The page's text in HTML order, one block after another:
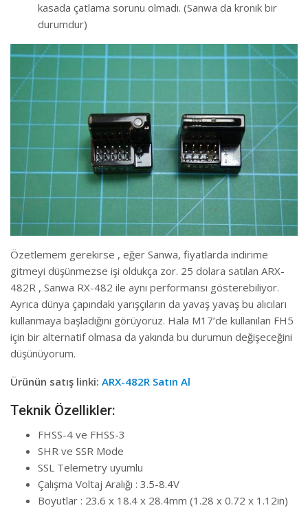
kasada çatlama sorunu olmadı. (Sanwa da kronik bir
durumdur)
Özetlemem gerekirse , eğer Sanwa, fiyatlarda indirime
gitmeyi düşünmezse işi oldukça zor. 25 dolara satılan ARX-
482R , Sanwa RX-482 ile aynı performansı gösterebiliyor.
Ayrıca dünya çapındaki yarışçıların da yavaş yavaş bu alıcıları
kullanmaya başladığını görüyoruz. Hala M17’de kullanılan FH5
için bir alternatif olmasa da yakında bu durumun değişeceğini
düşünüyorum.
Ürünün satış linki: ARX-482R Satın Al
Teknik Özellikler:
FHSS-4 ve FHSS-3
SHR ve SSR Mode
SSL Telemetry uyumlu
Çalışma Voltaj Aralığı : 3.5-8.4V
Boyutlar : 23.6 x 18.4 x 28.4mm (1.28 x 0.72 x 1.12in)